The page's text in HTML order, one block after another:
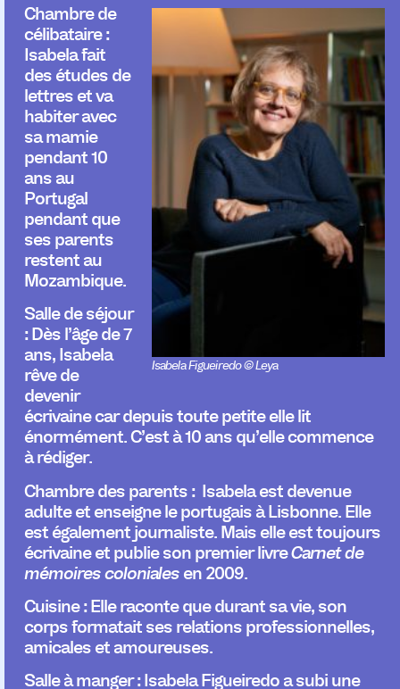
Isabela Figueiredo © Leya
Chambre de
célibataire :
Isabela fait
des études de
lettres et va
habiter avec
sa mamie
pendant 10
ans au
Portugal
pendant que
ses parents
restent au
Mozambique.
Salle de séjour
:Dès l’âge de 7
ans, Isabela
rêve de
devenir
écrivaine car depuis toute petite elle lit
énormément. C’est à 10 ans qu’elle commence
àrédiger.
Chambre des parents : Isabela est devenue
adulte et enseigne le portugais à Lisbonne. Elle
est également journaliste. Mais elle est toujours
écrivaine et publie son premier livreCarnet de
mémoires colonialesen 2009.
Cuisine :Elle raconte que durant sa vie, son
corps formatait ses relations professionnelles,
amicales et amoureuses.
Salle à manger :Isabela Figueiredo a subi une